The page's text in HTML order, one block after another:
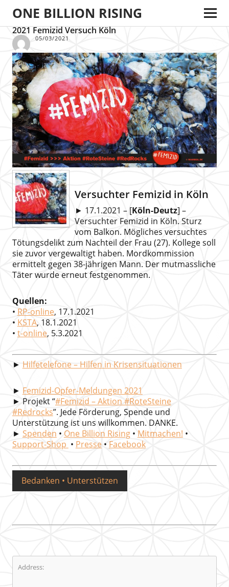
ONE BILLION RISING
2021 Femizid Versuch Köln
05/03/2021
Versuchter Femizid in Köln
► 17.1.2021 – [Köln-Deutz] –
Versuchter Femizid in Köln. Sturz
vom Balkon. Mögliches versuchtes
Tötungsdelikt zum Nachteil der Frau (27). Kollege soll
sie zuvor vergewaltigt haben. Mordkommission
ermittelt gegen 38-jährigen Mann. Der mutmassliche
Täter wurde erneut festgenommen.
Quellen:
• RP-online, 17.1.2021
• KSTA, 18.1.2021
• t-online, 5.3.2021
► Hilfetelefone – Hilfen in Krisensituationen
► Femizid-Opfer-Meldungen 2021
► Projekt “#Femizid – Aktion #RoteSteine
#Redrocks”. Jede Förderung, Spende und
Unterstützung ist uns willkommen. DANKE.
► Spenden • One Billion Rising• Mitmachen! •
Support-Shop • Presse• Facebook
Bedanken • Unterstützen
Address: